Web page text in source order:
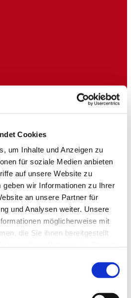
Cookies
um Inhalte und Anzeigen zu
für soziale Medien anbieten
auf unsere Website zu
geben wir Informationen zu Ihrer
an unsere Partner für
und Analysen weiter. Unsere
möglicherweise mit
die Sie ihnen bereitgestellt